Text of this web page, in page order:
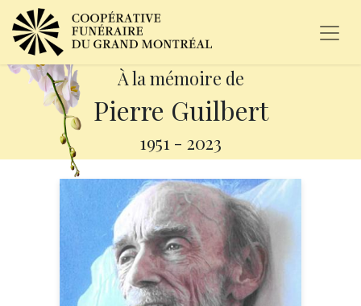
À la mémoire de
Pierre Guilbert
1951 - 2023